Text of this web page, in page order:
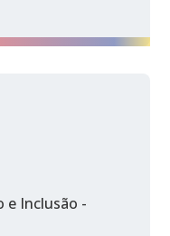
e Inclusão -